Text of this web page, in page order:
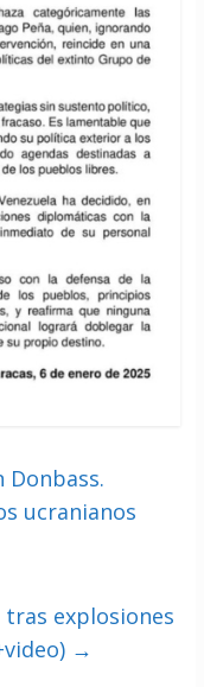
Donbass.
ucranianos
tras explosiones
→